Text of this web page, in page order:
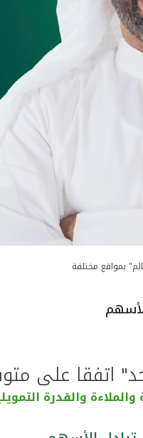
بمواقع مختلفة
اتفقا على
والقدرة